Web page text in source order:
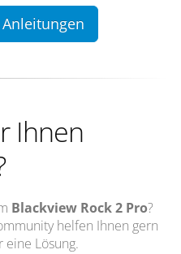
Ihnen
Blackview Rock 2 Pro?
helfen Ihnen gern
Lösung.